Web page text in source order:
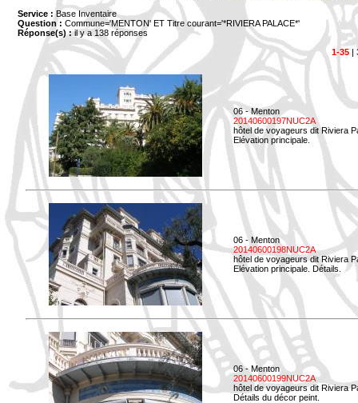
Service : Base Inventaire
Question : Commune='MENTON' ET Titre courant='*RIVIERA PALACE*'
Réponse(s) :il y a 138 réponses
1-35|
06 - Menton
20140600197NUC2A
hôtel de voyageurs dit Riviera
Elévation principale.
06 - Menton
20140600198NUC2A
hôtel de voyageurs dit Riviera
Elévation principale. Détails.
06 - Menton
20140600199NUC2A
hôtel de voyageurs dit Riviera
Détails du décor peint.